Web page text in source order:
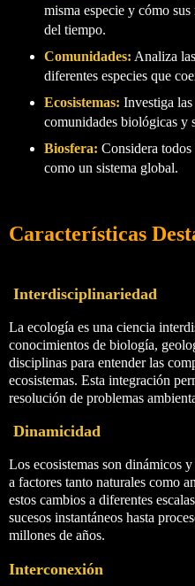
misma especie y cómo
del tiempo.
Comunidades: Analiza
diferentes especies que
Ecosistemas: Investiga
comunidades biológicas y
Biosfera: Considera todos
como un sistema global.
Características
Interdisciplinariedad
La ecología es una ciencia
conocimientos de biología,
disciplinas para entender las
ecosistemas. Esta integración
resolución de problemas
Dinamicidad
Los ecosistemas son dinámicos
a factores tanto naturales como
estos cambios a diferentes
sucesos instantáneos hasta
millones de años.
Interconexión